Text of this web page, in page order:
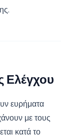
Ελέγχου
ευρήματα
με τους
κατά το